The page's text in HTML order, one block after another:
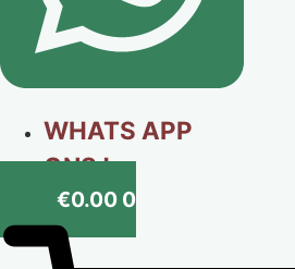
WHATS APP
ONS !
€0.00 0